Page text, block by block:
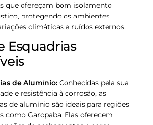
que ofereçam bom isolamento
protegendo os ambientes
climáticas e ruídos externos.
Esquadrias
de Alumínio: Conhecidas pela sua
e resistência à corrosão, as
de alumínio são ideais para regiões
como Garopaba. Elas oferecem